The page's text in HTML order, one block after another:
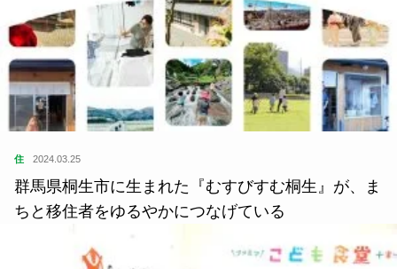
住 2024.03.25
群馬県桐生市に生まれた『むすびすむ桐生』が、ま
ちと移住者をゆるやかにつなげている